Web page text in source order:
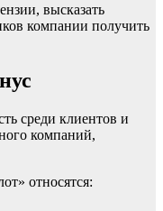
высказать
компании получить
среди клиентов и
компаний,
относятся: